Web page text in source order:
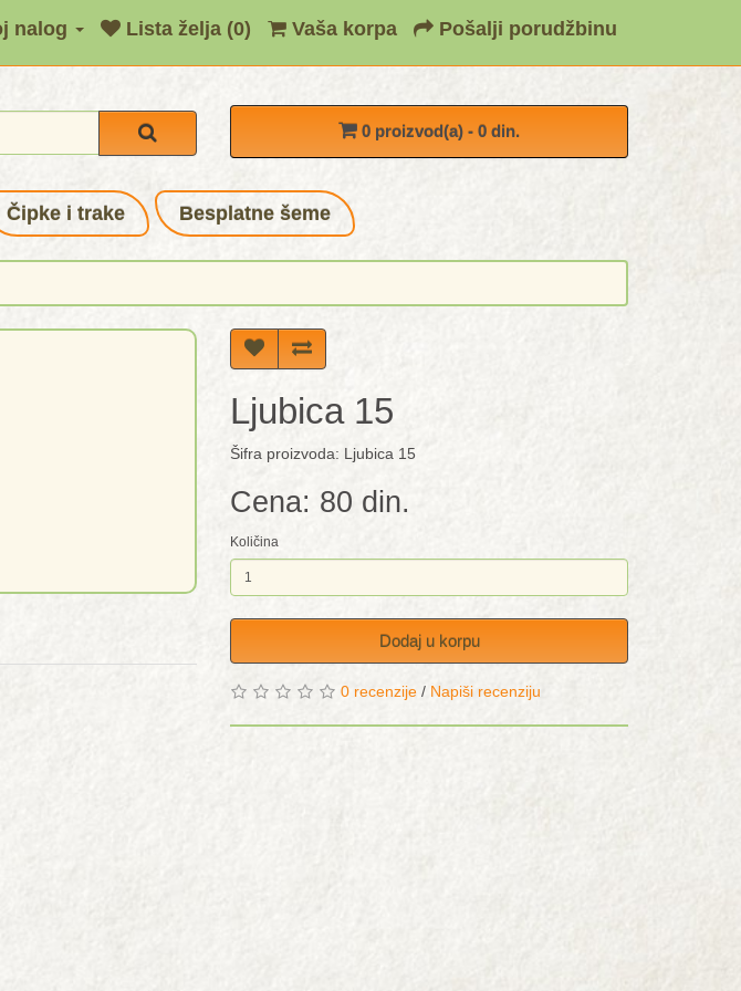
nalog Lista želja (0) Vaša korpa Pošalji porudžbinu
0 proizvod(a) - 0 din.
Čipke i trake Besplatne šeme
Ljubica 15
Šifra proizvoda: Ljubica 15
Cena: 80 din.
Količina
Dodaj u korpu
0 recenzije / Napiši recenziju